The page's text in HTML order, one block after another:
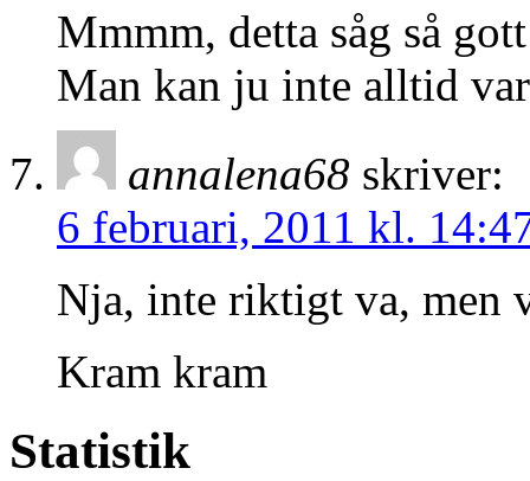
Mmmm, detta såg så
Man kan ju inte alltid
annalena68 skriver:
6 februari, 2011 kl.
Nja, inte riktigt va, men
Kram kram
Statistik